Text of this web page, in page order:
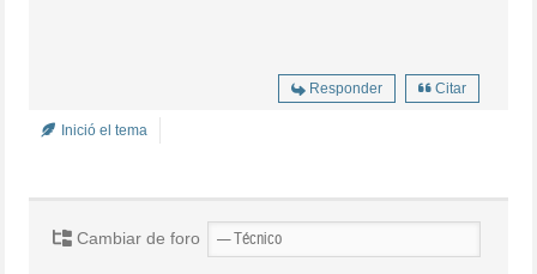
Responder Citar
Inició el tema
Cambiar de foro